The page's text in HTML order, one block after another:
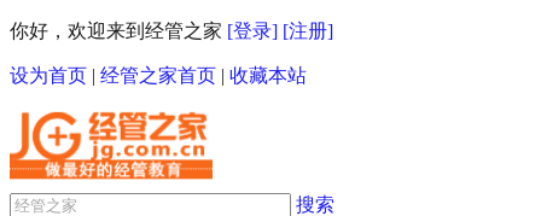
你好，欢迎来到经管之家 [登录] [注册]
设为首页 | 经管之家首页 | 收藏本站
搜索